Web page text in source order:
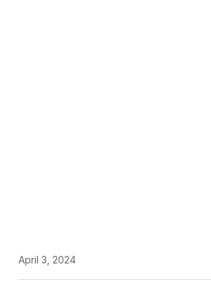
April 3, 2024